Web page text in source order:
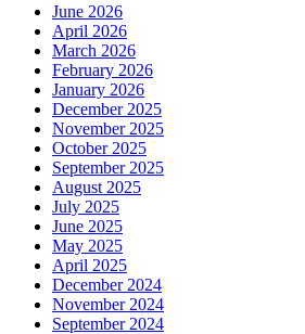
June 2026
April 2026
March 2026
February 2026
January 2026
December 2025
November 2025
October 2025
September 2025
August 2025
July 2025
June 2025
May 2025
April 2025
December 2024
November 2024
September 2024